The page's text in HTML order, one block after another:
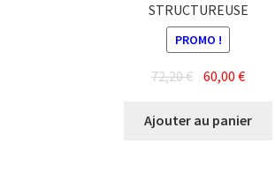
STRUCTUREUSE
PROMO !
72,20€ Le
initial
60,00€Le
actuel
Ajouter au panier